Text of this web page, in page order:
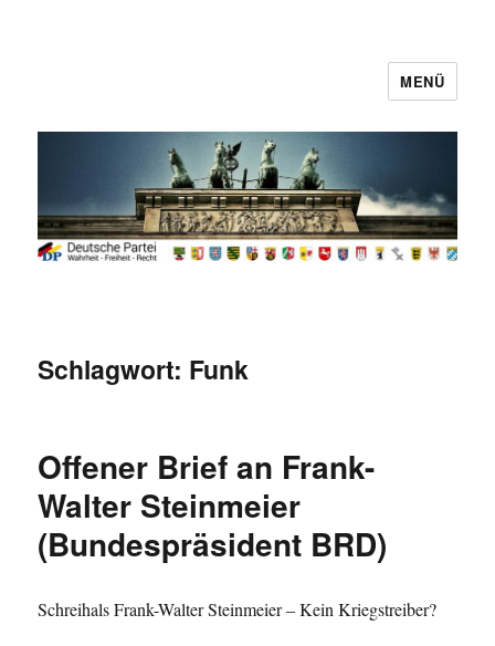
MENÜ
Schlagwort: Funk
Offener Brief an Frank-
Walter Steinmeier
(Bundespräsident BRD)
Schreihals Frank-Walter Steinmeier – Kein Kriegstreiber?